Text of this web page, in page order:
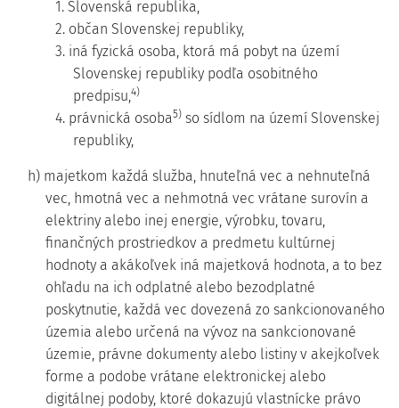
1. Slovenská republika,
2. občan Slovenskej republiky,
3. iná fyzická osoba, ktorá má pobyt na území
Slovenskej republiky podľa osobitného
predpisu,4)
4. právnická osoba5) so sídlom na území Slovenskej
republiky,
h) majetkom každá služba, hnuteľná vec a nehnuteľná
vec, hmotná vec a nehmotná vec vrátane surovín a
elektriny alebo inej energie, výrobku, tovaru,
finančných prostriedkov a predmetu kultúrnej
hodnoty a akákoľvek iná majetková hodnota, a to bez
ohľadu na ich odplatné alebo bezodplatné
poskytnutie, každá vec dovezená zo sankcionovaného
územia alebo určená na vývoz na sankcionované
územie, právne dokumenty alebo listiny v akejkoľvek
forme a podobe vrátane elektronickej alebo
digitálnej podoby, ktoré dokazujú vlastnícke právo